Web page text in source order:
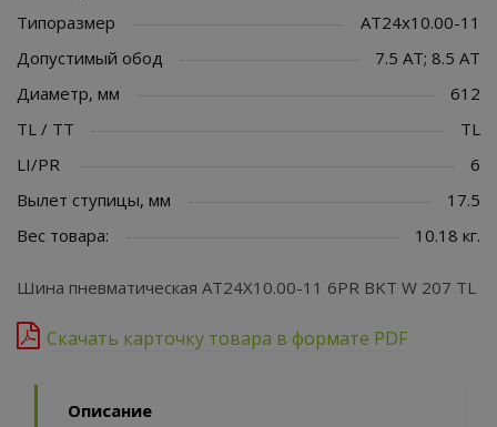
Типоразмер
AT24x10.00-11
Допустимый обод
7.5 AT; 8.5 AT
Диаметр, мм
612
TL / TT
TL
LI/PR
6
Вылет ступицы, мм
17.5
Вес товара:
10.18 кг.
Шина пневматическая AT24X10.00-11 6PR BKT W 207 TL
Скачать карточку товара в формате PDF
Описание